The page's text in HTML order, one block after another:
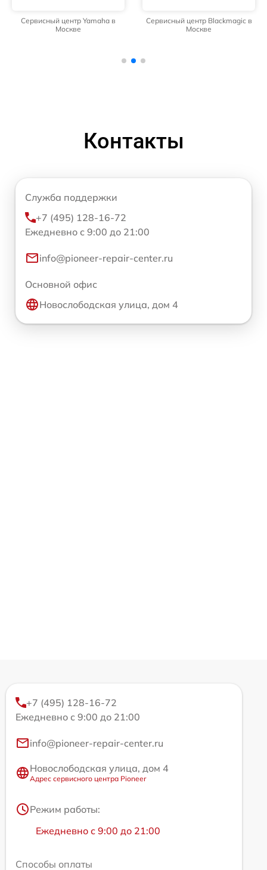
Сервисный центр Yamaha в
Москве
Сервисный центр Blackmagic в
Москве
Контакты
Служба поддержки
+7 (495) 128-16-72
Ежедневно с 9:00 до 21:00
info@pioneer-repair-center.ru
Основной офис
Новослободская улица, дом 4
+7 (495) 128-16-72
Ежедневно с 9:00 до 21:00
info@pioneer-repair-center.ru
Новослободская улица, дом 4
Адрес сервисного центра Pioneer
Режим работы:
Ежедневно с 9:00 до 21:00
Способы оплаты